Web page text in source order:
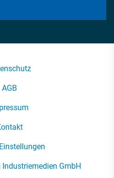
AGB
GmbH